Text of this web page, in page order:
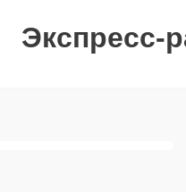
Экспресс-